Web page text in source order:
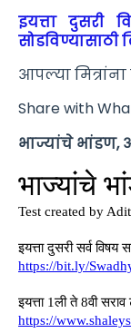
इयत्ता दुसरी
आपल्या
Share with
भाज्यांचे